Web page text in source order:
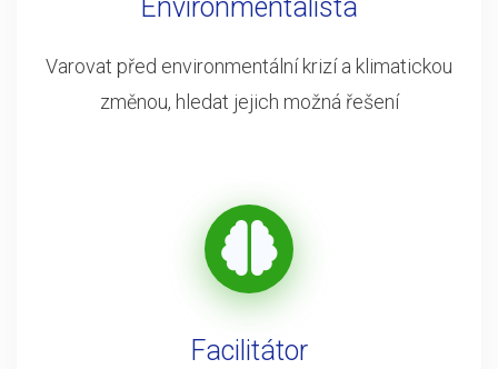
Environmentalista
Varovat před environmentální krizí a klimatickou
změnou, hledat jejich možná řešení
Facilitátor